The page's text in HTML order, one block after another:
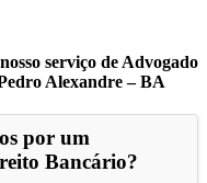
serviço de Advogado
Alexandre – BA
por um
Bancário?